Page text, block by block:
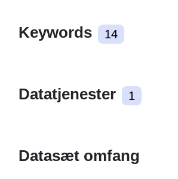
Keywords 14
Datatjenester 1
Datasæt omfang